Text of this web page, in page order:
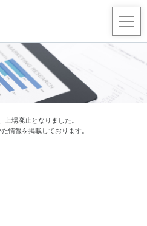
上場廃止となりました。
情報を掲載しております。